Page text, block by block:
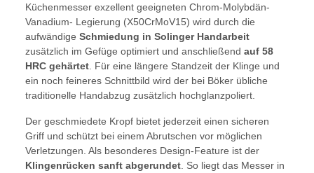
Küchenmesser exzellent geeigneten Chrom-Molybdän-
Vanadium- Legierung (X50CrMoV15) wird durch die
aufwändige Schmiedung in Solinger Handarbeit
zusätzlich im Gefüge optimiert und anschließend auf 58
HRC gehärtet. Für eine längere Standzeit der Klinge und
ein noch feineres Schnittbild wird der bei Böker übliche
traditionelle Handabzug zusätzlich hochglanzpoliert.
Der geschmiedete Kropf bietet jederzeit einen sicheren
Griff und schützt bei einem Abrutschen vor möglichen
Verletzungen. Als besonderes Design-Feature ist der
Klingenrücken sanft abgerundet. So liegt das Messer in